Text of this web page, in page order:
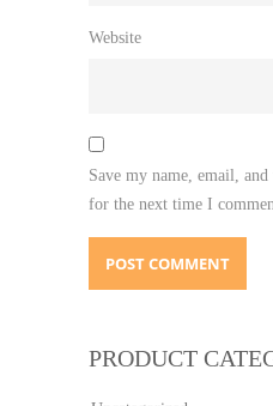
Website
Save my name, email,
for the next time I
PRODUCT